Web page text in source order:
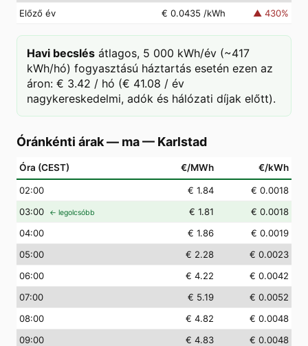
Előző év
€ 0.0435 /kWh ▲ 430%
Havi becslés átlagos, 5 000 kWh/év (~417
kWh/hó) fogyasztású háztartás esetén ezen az
áron: € 3.42 / hó (€ 41.08 / év
nagykereskedelmi, adók és hálózati díjak előtt).
Óránkénti árak — ma— Karlstad
Óra (CEST) €/MWh €/kWh
02:00 € 1.84
€ 0.0018
03:00 ← legolcsóbb € 1.81
€ 0.0018
04:00 € 1.86
€ 0.0019
05:00 € 2.28
€ 0.0023
06:00 € 4.22
€ 0.0042
07:00 € 5.19
€ 0.0052
08:00 € 4.82
€ 0.0048
09:00 € 4.83
€ 0.0048